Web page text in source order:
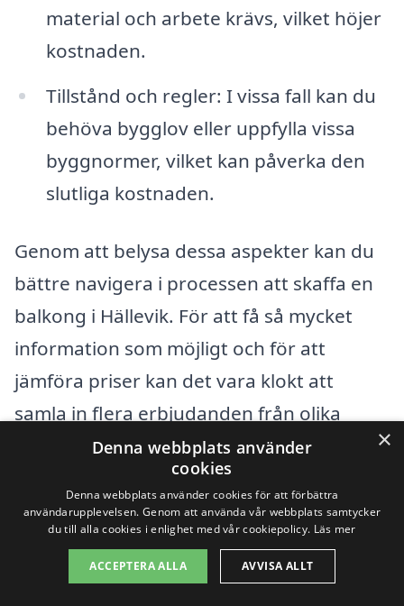
material och arbete krävs, vilket höjer
kostnaden.
Tillstånd och regler: I vissa fall kan du
behöva bygglov eller uppfylla vissa
byggnormer, vilket kan påverka den
slutliga kostnaden.
Genom att belysa dessa aspekter kan du
bättre navigera i processen att skaffa en
balkong i Hällevik. För att få så mycket
information som möjligt och för att
jämföra priser kan det vara klokt att
samla in flera erbjudanden från olika
företag. Tack vare balkong-pris.se blir det
enkelt för dig att hitta pålitliga firmor och
få skräddarsydda tilbud baserat på dina
specifika behov. Med rätt information och
val kan du skapa en underbar
×
Denna webbplats använder
cookies
Denna webbplats använder cookies för att förbättra
användarupplevelsen. Genom att använda vår webbplats samtycker
du till alla cookies i enlighet med vår cookiepolicy. Läs mer
ACCEPTERA ALLA AVVISA ALLT